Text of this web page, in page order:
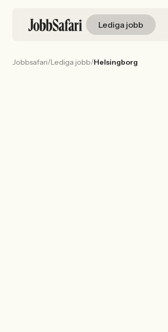
Lediga jobb
Jobbsafari/Lediga jobb/Helsingborg